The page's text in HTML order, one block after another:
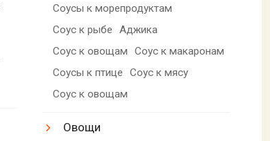
Соусы к морепродуктам
Соус к рыбе
Аджика
Соус к овощам
Соус к макаронам
Соусы к птице
Соус к мясу
Соус к овощам
Овощи